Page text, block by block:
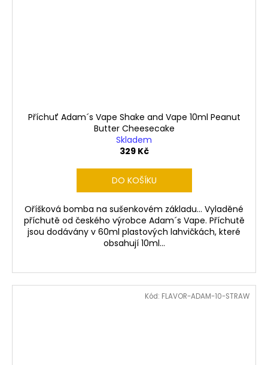
Příchuť Adam´s Vape Shake and Vape 10ml Peanut
Butter Cheesecake
Skladem
329 Kč
DO KOŠÍKU
Oříšková bomba na sušenkovém základu... Vyladěné
příchutě od českého výrobce Adam´s Vape. Příchutě
jsou dodávány v 60ml plastových lahvičkách, které
obsahují 10ml...
Kód: FLAVOR-ADAM-10-STRAW